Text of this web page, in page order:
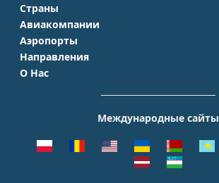
Москва
Санкт-Петербург
Симферополь
Краснодар
Казань
Страны
Крым
Турция
Таиланд
Чехия
Авиакомпании
Аэрофлот
S7 Airlines
Emirates
Аэропорты
Домодедово
Шереметьево
Кольцово
Направления
Москва - Сочи
Москва - Симферополь
Москва - Ереван
Москва - Калининград
О Нас
Помощь
Международные сайты